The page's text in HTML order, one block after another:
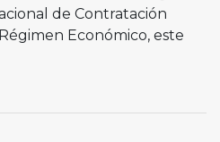
de Contratación
Económico, este